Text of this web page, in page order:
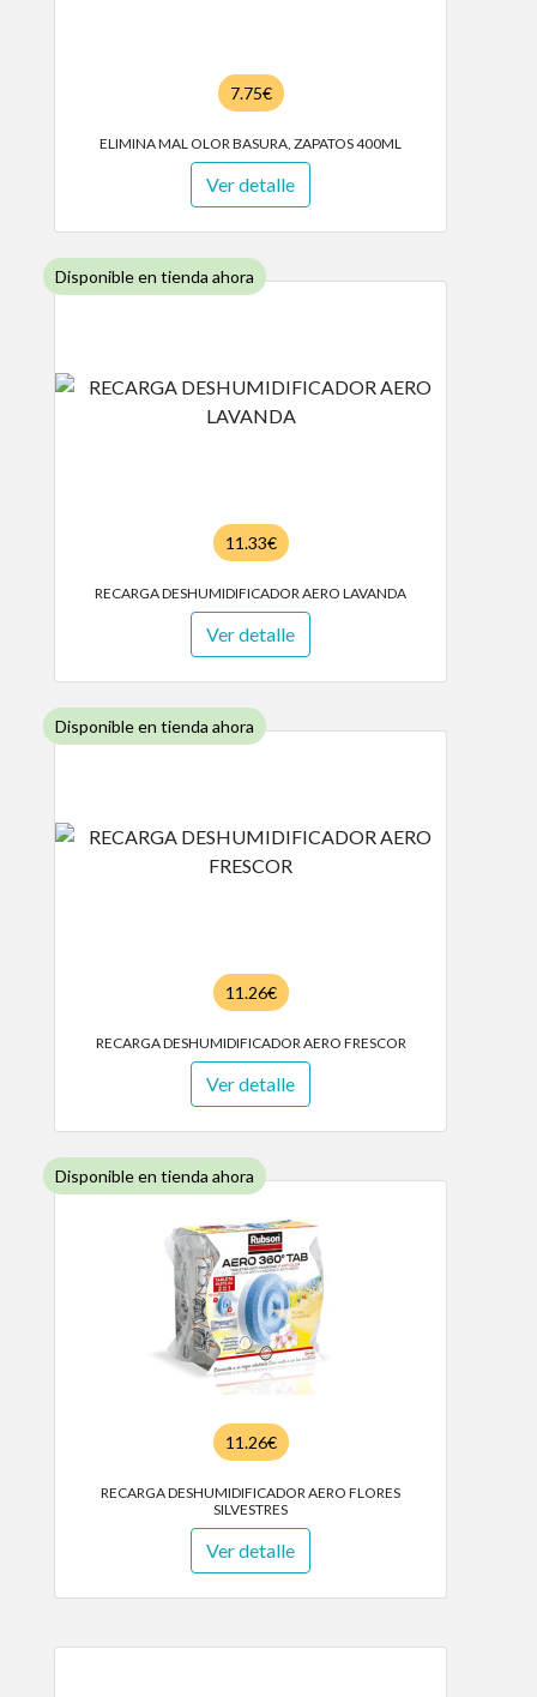
7.75€
ELIMINA MAL OLOR BASURA, ZAPATOS 400ML
Ver detalle
Disponible en tienda ahora
11.33€
RECARGA DESHUMIDIFICADOR AERO LAVANDA
Ver detalle
Disponible en tienda ahora
11.26€
RECARGA DESHUMIDIFICADOR AERO FRESCOR
Ver detalle
Disponible en tienda ahora
11.26€
RECARGA DESHUMIDIFICADOR AERO FLORES
SILVESTRES
Ver detalle